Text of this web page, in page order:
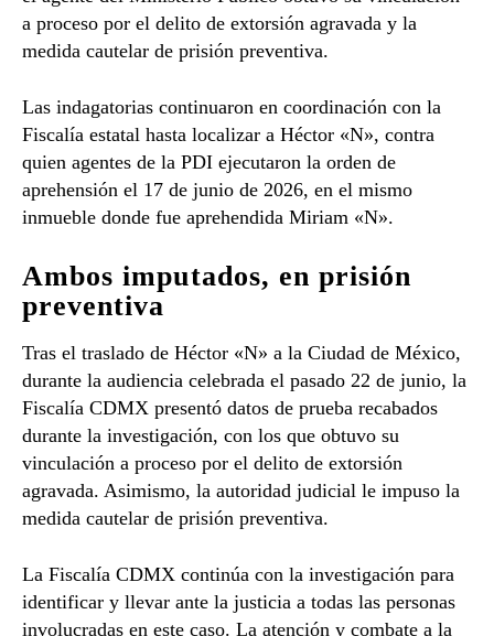
a proceso por el delito de extorsión agravada y la
medida cautelar de prisión preventiva.
Las indagatorias continuaron en coordinación con la
Fiscalía estatal hasta localizar a Héctor «N», contra
quien agentes de la PDI ejecutaron la orden de
aprehensión el 17 de junio de 2026, en el mismo
inmueble donde fue aprehendida Miriam «N».
Ambos imputados, en prisión
preventiva
Tras el traslado de Héctor «N» a la Ciudad de México,
durante la audiencia celebrada el pasado 22 de junio, la
Fiscalía CDMX presentó datos de prueba recabados
durante la investigación, con los que obtuvo su
vinculación a proceso por el delito de extorsión
agravada. Asimismo, la autoridad judicial le impuso la
medida cautelar de prisión preventiva.
La Fiscalía CDMX continúa con la investigación para
identificar y llevar ante la justicia a todas las personas
involucradas en este caso. La atención y combate a la